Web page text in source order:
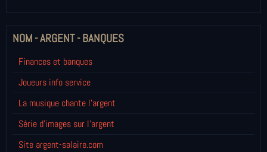
NOM - ARGENT - BANQUES
Finances et banques
Joueurs info service
La musique chante l'argent
Série d'images sur l'argent
Site argent-salaire.com